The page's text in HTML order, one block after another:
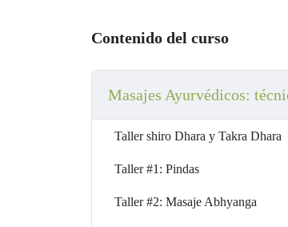
Janu Basti:terapia localizada
Formato y acceso:
100 % online, con vídeos y
Acceso inmediato desde el
Podrás verlo y repetirlo todas
¿Necesitas experiencia previa?
Contenido del curso
Masajes Ayurvédicos:
Taller shiro Dhara y Takra Dhara
Taller #1: Pindas
Taller #2: Masaje Abhyanga